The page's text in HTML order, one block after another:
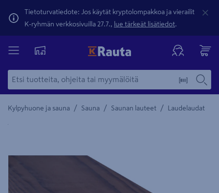
Tietoturvatiedote: Jos käytät kryptolompakkoa ja vierailit
K-ryhmän verkkosivuilla 27.7., lue tärkeät lisätiedot.
Kylpyhuone ja sauna / Sauna / Saunan lauteet / Laudelaudat
Yksityiskohtainen kuvaus löytyy Tuotteen kuvaus -